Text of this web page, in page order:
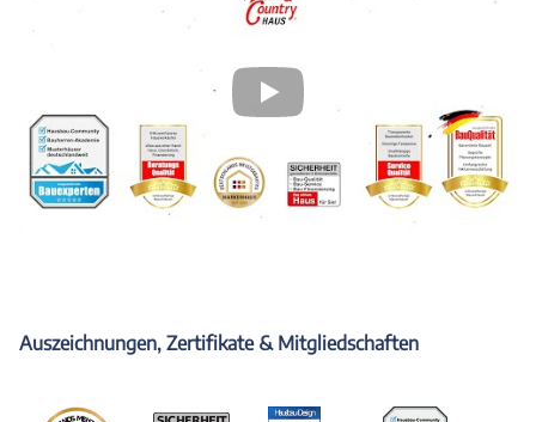
Auszeichnungen, Zertifikate & Mitgliedschaften